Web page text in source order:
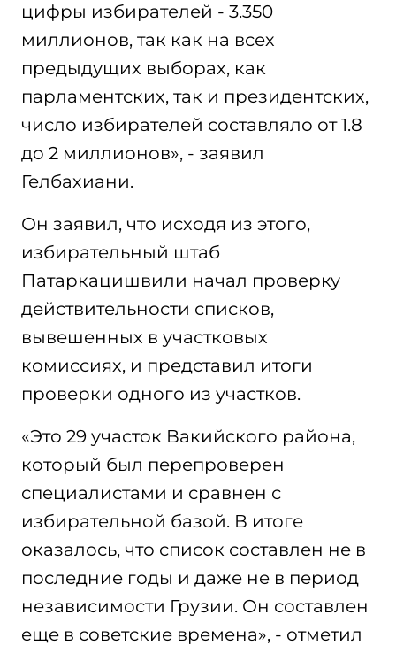
цифры избирателей - 3.350
миллионов, так как на всех
предыдущих выборах, как
парламентских, так и президентских,
число избирателей составляло от 1.8
до 2 миллионов», - заявил
Гелбахиани.
Он заявил, что исходя из этого,
избирательный штаб
Патаркацишвили начал проверку
действительности списков,
вывешенных в участковых
комиссиях, и представил итоги
проверки одного из участков.
«Это 29 участок Вакийского района,
который был перепроверен
специалистами и сравнен с
избирательной базой. В итоге
оказалось, что список составлен не в
последние годы и даже не в период
независимости Грузии. Он составлен
еще в советские времена», - отметил